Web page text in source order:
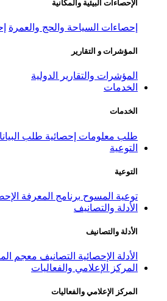
الإحصاءات البيئية والمكانية
إحصاءات السياحة والحج والعمرة
المؤشرات و التقارير
المؤشرات والتقارير الدولية
الخدمات
الخدمات
طلب معلومات إحصائية طلب
التوعية
التوعية
توعية المسوح برنامج المعرفة
الأدلة والتصانيف
الأدلة والتصانيف
الأدلة الإحصائية التصانيف معجم
المركز الإعلامي والفعاليات
المركز الإعلامي والفعاليات